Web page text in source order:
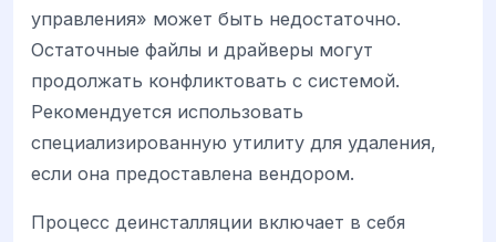
управления» может быть недостаточно.
Остаточные файлы и драйверы могут
продолжать конфликтовать с системой.
Рекомендуется использовать
специализированную утилиту для удаления,
если она предоставлена вендором.
Процесс деинсталляции включает в себя